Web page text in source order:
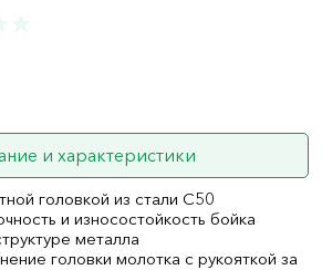
и характеристики
головкой из стали С50
и износостойкость бойка
металла
головки молотка с рукояткой за